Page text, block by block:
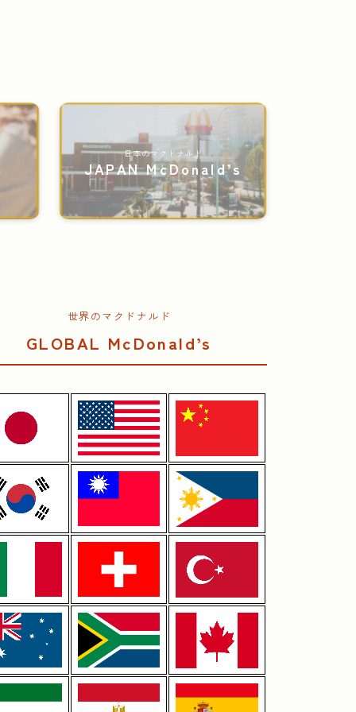
日本のマクドナルド
JAPAN McDonald’s
世界のマクドナルド
GLOBAL McDonald’s